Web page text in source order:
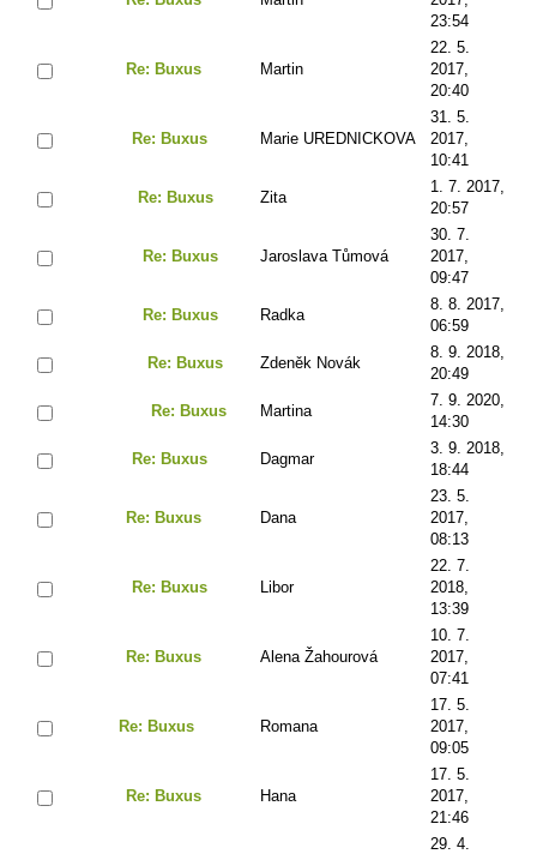
23:54
Re: Buxus Martin
22. 5.
2017,
20:40
Re: Buxus Marie UREDNICKOVA
31. 5.
2017,
10:41
Re: Buxus Zita
1. 7. 2017,
20:57
Re: Buxus Jaroslava Tůmová
30. 7.
2017,
09:47
Re: Buxus Radka
8. 8. 2017,
06:59
Re: Buxus Zdeněk Novák
8. 9. 2018,
20:49
Re: Buxus Martina
7. 9. 2020,
14:30
Re: Buxus Dagmar
3. 9. 2018,
18:44
Re: Buxus Dana
23. 5.
2017,
08:13
Re: Buxus Libor
22. 7.
2018,
13:39
Re: Buxus Alena Žahourová
10. 7.
2017,
07:41
Re: Buxus Romana
17. 5.
2017,
09:05
Re: Buxus Hana
17. 5.
2017,
21:46
29. 4.